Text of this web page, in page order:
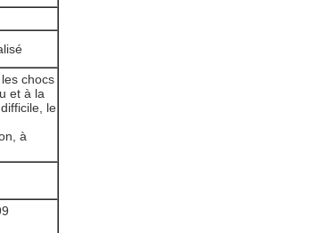
chocs
et à la
le
à